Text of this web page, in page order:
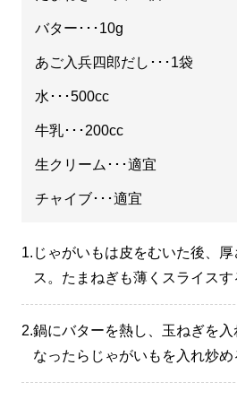
バター･･･10g
あご入兵四郎だし･･･1袋
水･･･500cc
牛乳･･･200cc
生クリーム･･･適宜
チャイブ･･･適宜
1. じゃがいもは皮をむいた後、
ス。たまねぎも薄くスライスす
2.鍋にバターを熱し、玉ねぎを
なったらじゃがいもを入れ炒め